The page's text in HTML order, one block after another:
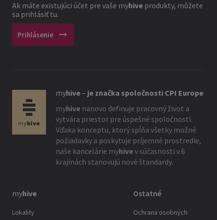
Ak máte existujúci účet pre vaše myhive produkty, môžete
sa prihlásiť tu.
Prihlásenie arrow_right_alt
myhive– je značka spoločnosti CPI Europe
myhive nanovo definuje pracovný život a
vytvára priestor pre úspešné spoločnosti.
Vďaka konceptu, ktorý spĺňa všetky možné
požiadavky a poskytuje príjemné prostredie,
naše kancelárie myhivev súčasnosti v 6
krajinách stanovujú nové štandardy.
myhive
Lokality
Ostatné
Ochrana osobných